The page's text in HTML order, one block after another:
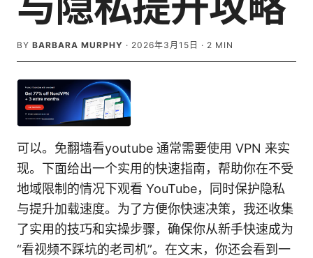
BY BARBARA MURPHY · 2026年3月15日 · 2 MIN
可以。免翻墙看youtube 通常需要使用 VPN 来实
现。下面给出一个实用的快速指南，帮助你在不受
地域限制的情况下观看 YouTube，同时保护隐私
与提升加载速度。为了方便你快速决策，我还收集
了实用的技巧和实操步骤，确保你从新手快速成为
“看视频不踩坑的老司机”。在文末，你还会看到一